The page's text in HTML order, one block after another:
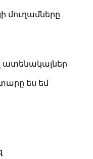
մուղամները
ատենակալներ
ես եմ